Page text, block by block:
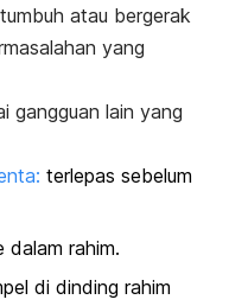
atau bergerak
yang
gangguan lain yang
terlepas sebelum
dalam rahim.
di dinding rahim